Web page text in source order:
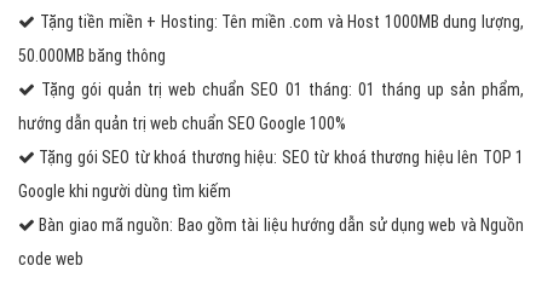
Tặng tiền miền + Hosting: Tên miền .com và Host 1000MB dung lượng,
50.000MB băng thông
Tặng gói quản trị web chuẩn SEO 01 tháng: 01 tháng up sản phẩm,
hướng dẫn quản trị web chuẩn SEO Google 100%
Tặng gói SEO từ khoá thương hiệu: SEO từ khoá thương hiệu lên TOP 1
Google khi người dùng tìm kiếm
Bàn giao mã nguồn: Bao gồm tài liệu hướng dẫn sử dụng web và Nguồn
code web